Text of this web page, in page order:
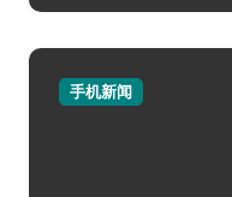
手机新闻